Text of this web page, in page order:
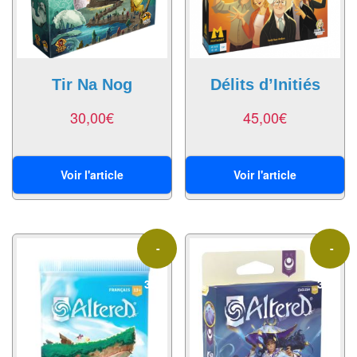
Pour
les
enfants
Pour
Pour
initiés
Pour
les
experts
En
solitaire
Tir Na Nog
30,00€
Voir l'article
Délits d’Initiés
45,00€
Voir l'article
-
35%
-
33%